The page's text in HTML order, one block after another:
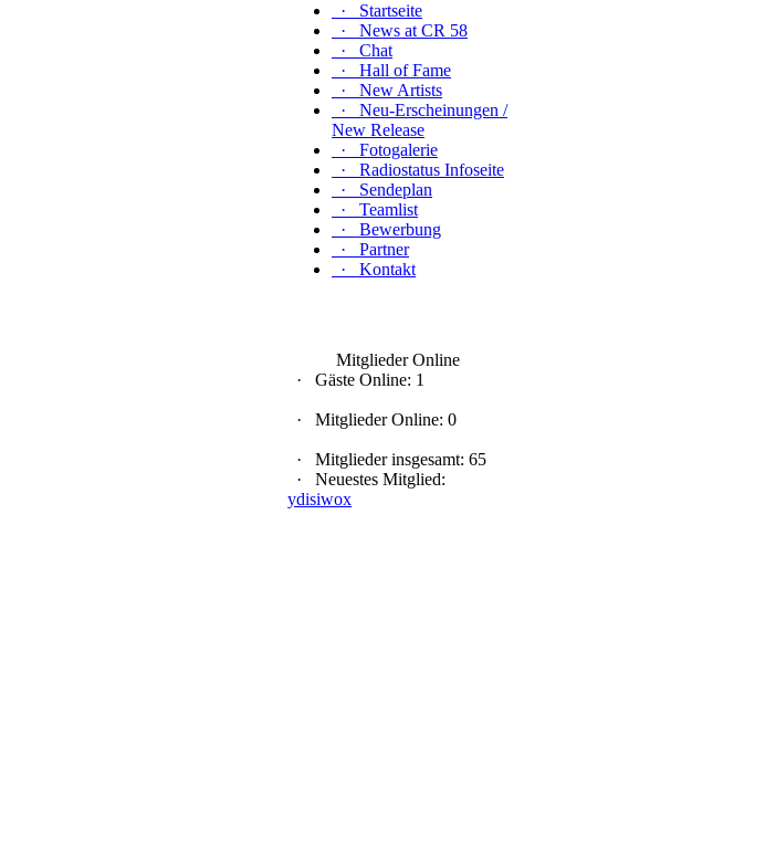
·
Startseite
·
News at CR 58
·
Chat
·
Hall of Fame
·
New Artists
·
Neu-Erscheinungen /
New Release
·
Fotogalerie
·
Radiostatus Infoseite
·
Sendeplan
·
Teamlist
·
Bewerbung
·
Partner
·
Kontakt
Mitglieder Online
·
Gäste Online: 1
· Mitglieder Online: 0
·
Mitglieder insgesamt: 65
·
Neuestes Mitglied:
ydisiwox